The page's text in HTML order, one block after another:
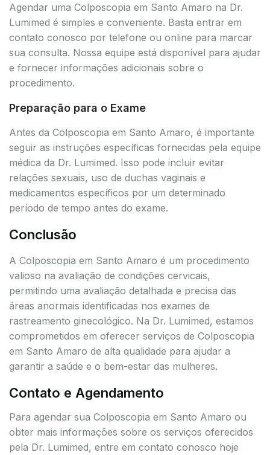
Agendar uma Colposcopia em Santo Amaro na Dr.
Lumimed é simples e conveniente. Basta entrar em
contato conosco por telefone ou online para marcar
sua consulta. Nossa equipe está disponível para ajudar
e fornecer informações adicionais sobre o
procedimento.
Preparação para o Exame
Antes da Colposcopia em Santo Amaro, é importante
seguir as instruções específicas fornecidas pela equipe
médica da Dr. Lumimed. Isso pode incluir evitar
relações sexuais, uso de duchas vaginais e
medicamentos específicos por um determinado
período de tempo antes do exame.
Conclusão
A Colposcopia em Santo Amaro é um procedimento
valioso na avaliação de condições cervicais,
permitindo uma avaliação detalhada e precisa das
áreas anormais identificadas nos exames de
rastreamento ginecológico. Na Dr. Lumimed, estamos
comprometidos em oferecer serviços de Colposcopia
em Santo Amaro de alta qualidade para ajudar a
garantir a saúde e o bem-estar das mulheres.
Contato e Agendamento
Para agendar sua Colposcopia em Santo Amaro ou
obter mais informações sobre os serviços oferecidos
pela Dr. Lumimed, entre em contato conosco hoje